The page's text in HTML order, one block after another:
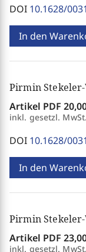
DOI 10.1628/
In den
Pirmin
Artikel PDF
inkl. gesetzl. MwSt.
DOI 10.1628/
In den
Pirmin
Artikel PDF
inkl. gesetzl. MwSt.